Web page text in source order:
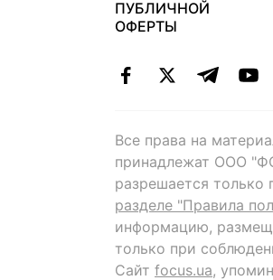
ПУБЛИЧНОЙ
ОФЕРТЫ
Все права на
принадлежат ООО
разрешается только
разделе "Правила
информацию,
только при
Сайт focus.ua,